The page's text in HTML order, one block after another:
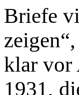
Briefe
klar vor
1931,